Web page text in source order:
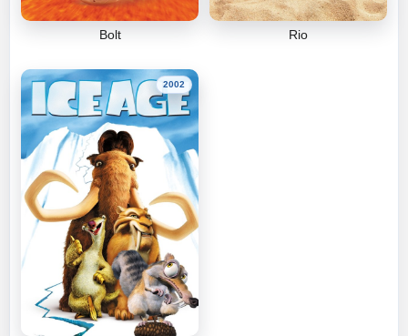
Bolt Rio
2002